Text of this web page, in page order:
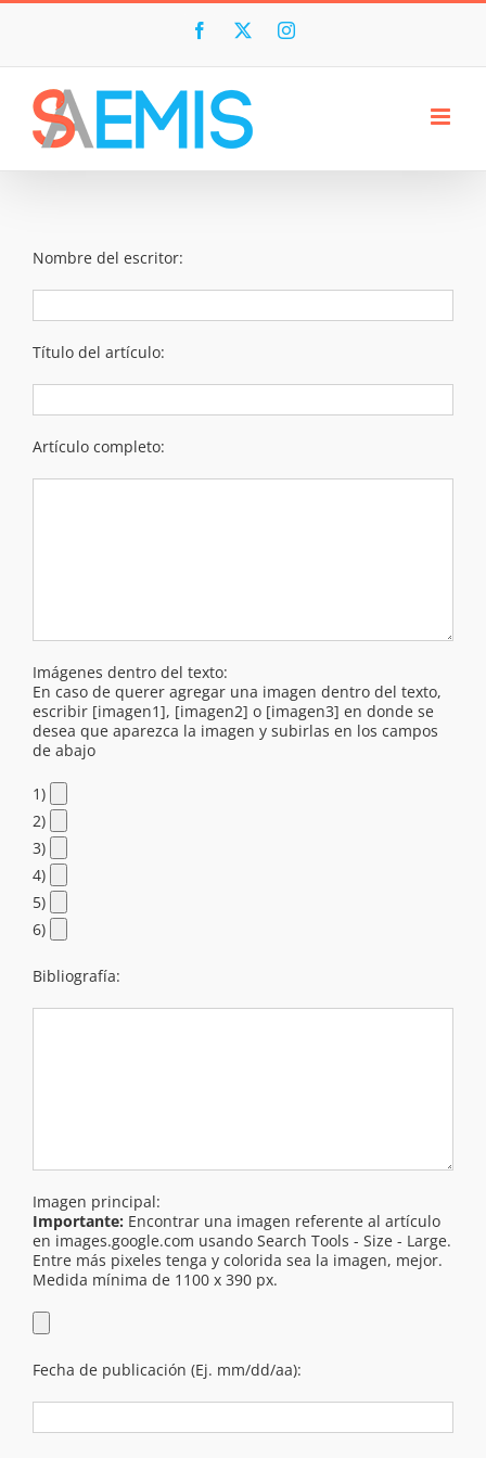
Skip
Facebook
X Instagram
Nombre del escritor:
Título del artículo:
Artículo completo:
Imágenes dentro del texto:
En caso de querer agregar una imagen dentro del texto,
escribir [imagen1], [imagen2] o [imagen3] en donde se
desea que aparezca la imagen y subirlas en los campos
de abajo
1)
2)
3)
4)
5)
6)
Bibliografía:
Imagen principal:
Importante: Encontrar una imagen referente al artículo
en images.google.com usando Search Tools - Size - Large.
Entre más pixeles tenga y colorida sea la imagen, mejor.
Medida mínima de 1100 x 390 px.
Fecha de publicación (Ej. mm/dd/aa):